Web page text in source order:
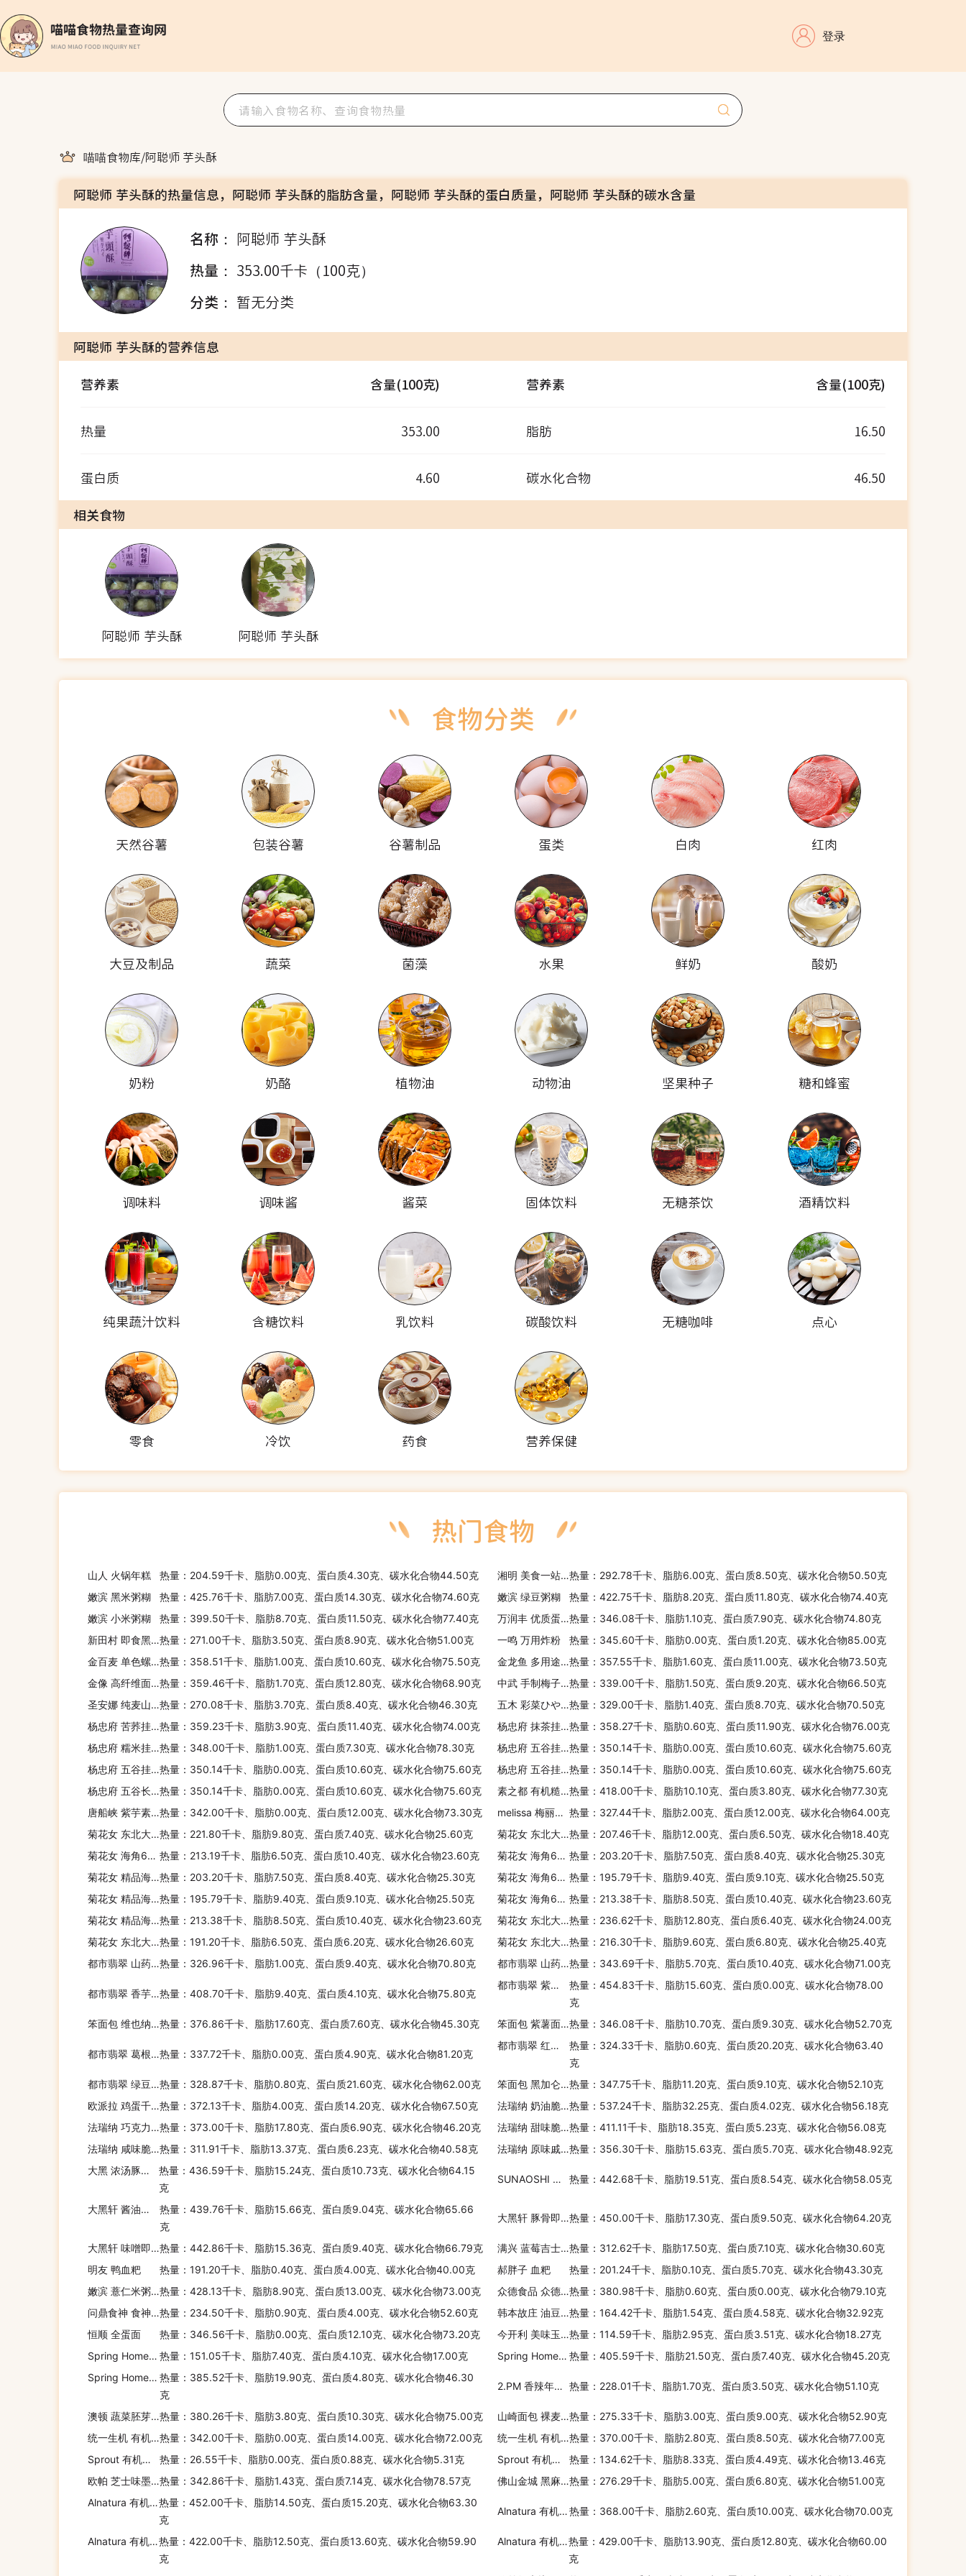
登录
喵喵食物库/阿聪师 芋头酥
阿聪师 芋头酥的热量信息，阿聪师 芋头酥的脂肪含量，阿聪师 芋头酥的蛋白质量，阿聪师 芋头酥的碳水含量
名称： 阿聪师 芋头酥
热量： 353.00千卡（100克）
分类： 暂无分类
阿聪师 芋头酥的营养信息
营养素
含量(100克) 营养素 含量(100克)
热量 353.00 脂肪 16.50
蛋白质 4.60 碳水化合物
46.50
相关食物
阿聪师 芋头酥 阿聪师 芋头酥
天然谷薯 包装谷薯 谷薯制品 蛋类 白肉 红肉
大豆及制品 蔬菜 菌藻 水果 鲜奶 酸奶
奶粉 奶酪 植物油 动物油 坚果种子 糖和蜂蜜
调味料 调味酱 酱菜 固体饮料 无糖茶饮 酒精饮料
纯果蔬汁饮料 含糖饮料 乳饮料 碳酸饮料 无糖咖啡 点心
零食 冷饮 药食 营养保健
山人 火锅年糕 热量：204.59千卡、脂肪0.00克、蛋白质4.30克、碳水化合物44.50克 湘明 美食一站面包热量：292.78千卡、脂肪6.00克、蛋白质8.50克、碳水化合物50.50克
嫩滨 黑米粥糊
热量：425.76千卡、脂肪7.00克、蛋白质14.30克、碳水化合物74.60克 嫩滨 绿豆粥糊
热量：422.75千卡、脂肪8.20克、蛋白质11.80克、碳水化合物74.40克
嫩滨 小米粥糊
热量：399.50千卡、脂肪8.70克、蛋白质11.50克、碳水化合物77.40克 万润丰 优质蛋糕粉热量：346.08千卡、脂肪1.10克、蛋白质7.90克、碳水化合物74.80克
新田村 即食黑麦片热量：271.00千卡、脂肪3.50克、蛋白质8.90克、碳水化合物51.00克 一鸣 万用炸粉
热量：345.60千卡、脂肪0.00克、蛋白质1.20克、碳水化合物85.00克
金百麦 单色螺丝意面热量：358.51千卡、脂肪1.00克、蛋白质10.60克、碳水化合物75.50克 金龙鱼 多用途麦芯粉热量：357.55千卡、脂肪1.60克、蛋白质11.00克、碳水化合物73.50克
金像 高纤维面包预拌粉热量：359.46千卡、脂肪1.70克、蛋白质12.80克、碳水化合物68.90克 中武 手制梅子素面热量：339.00千卡、脂肪1.50克、蛋白质9.20克、碳水化合物66.50克
圣安娜 纯麦山形包热量：270.08千卡、脂肪3.70克、蛋白质8.40克、碳水化合物46.30克 五木 彩菜ひやむぎ热量：329.00千卡、脂肪1.40克、蛋白质8.70克、碳水化合物70.50克
杨忠府 苦荞挂面热量：359.23千卡、脂肪3.90克、蛋白质11.40克、碳水化合物74.00克 杨忠府 抹茶挂面热量：358.27千卡、脂肪0.60克、蛋白质11.90克、碳水化合物76.00克
杨忠府 糯米挂面热量：348.00千卡、脂肪1.00克、蛋白质7.30克、碳水化合物78.30克 杨忠府 五谷挂面(细丝)热量：350.14千卡、脂肪0.00克、蛋白质10.60克、碳水化合物75.60克
杨忠府 五谷挂面(小宽)热量：350.14千卡、脂肪0.00克、蛋白质10.60克、碳水化合物75.60克 杨忠府 五谷挂面(中宽)热量：350.14千卡、脂肪0.00克、蛋白质10.60克、碳水化合物75.60克
杨忠府 五谷长生挂面(火锅专用)热量：350.14千卡、脂肪0.00克、蛋白质10.60克、碳水化合物75.60克 素之都 有机糙米粉热量：418.00千卡、脂肪10.10克、蛋白质3.80克、碳水化合物77.30克
唐船峡 紫芋素面热量：342.00千卡、脂肪0.00克、蛋白质12.00克、碳水化合物73.30克 melissa 梅丽莎 梅丽莎 全麦意大利面(幼身直条型) 热量：327.44千卡、脂肪2.00克、蛋白质12.00克、碳水化合物64.00克
菊花女 东北大馅饺(猪肉韭菜)热量：221.80千卡、脂肪9.80克、蛋白质7.40克、碳水化合物25.60克 菊花女 东北大馅饺(猪肉香菇)热量：207.46千卡、脂肪12.00克、蛋白质6.50克、碳水化合物18.40克
菊花女 海角6号 儿童海鲜饺(虾仁) 热量：213.19千卡、脂肪6.50克、蛋白质10.40克、碳水化合物23.60克 菊花女 海角6号 手工海鲜饺(鲅鱼) 热量：203.20千卡、脂肪7.50克、蛋白质8.40克、碳水化合物25.30克
菊花女 精品海鲜饺(鲅鱼)热量：203.20千卡、脂肪7.50克、蛋白质8.40克、碳水化合物25.30克 菊花女 海角6号手工海鲜饺(海三鲜) 热量：195.79千卡、脂肪9.40克、蛋白质9.10克、碳水化合物25.50克
菊花女 精品海鲜饺(海三鲜)热量：195.79千卡、脂肪9.40克、蛋白质9.10克、碳水化合物25.50克 菊花女 海角6号手工海鲜饺(虾仁) 热量：213.38千卡、脂肪8.50克、蛋白质10.40克、碳水化合物23.60克
菊花女 精品海鲜饺(虾仁)热量：213.38千卡、脂肪8.50克、蛋白质10.40克、碳水化合物23.60克 菊花女 东北大馅饺(三鲜)热量：236.62千卡、脂肪12.80克、蛋白质6.40克、碳水化合物24.00克
菊花女 东北大馅饺(素三鲜)热量：191.20千卡、脂肪6.50克、蛋白质6.20克、碳水化合物26.60克 菊花女 东北大馅饺(猪肉大葱)热量：216.30千卡、脂肪9.60克、蛋白质6.80克、碳水化合物25.40克
都市翡翠 山药粉热量：326.96千卡、脂肪1.00克、蛋白质9.40克、碳水化合物70.80克 都市翡翠 山药薏仁粉热量：343.69千卡、脂肪5.70克、蛋白质10.40克、碳水化合物71.00克
都市翡翠 香芋粉热量：408.70千卡、脂肪9.40克、蛋白质4.10克、碳水化合物75.80克
都市翡翠 紫薯粉
热量：454.83千卡、脂肪15.60克、蛋白质0.00克、碳水化合物78.00
克
笨面包 维也纳面包热量：376.86千卡、脂肪17.60克、蛋白质7.60克、碳水化合物45.30克 笨面包 紫薯面包热量：346.08千卡、脂肪10.70克、蛋白质9.30克、碳水化合物52.70克
都市翡翠 葛根粉热量：337.72千卡、脂肪0.00克、蛋白质4.90克、碳水化合物81.20克
都市翡翠 红豆粉
热量：324.33千卡、脂肪0.60克、蛋白质20.20克、碳水化合物63.40
克
都市翡翠 绿豆粉热量：328.87千卡、脂肪0.80克、蛋白质21.60克、碳水化合物62.00克 笨面包 黑加仑面包热量：347.75千卡、脂肪11.20克、蛋白质9.10克、碳水化合物52.10克
欧派拉 鸡蛋千层面热量：372.13千卡、脂肪4.00克、蛋白质14.20克、碳水化合物67.50克 法瑞纳 奶油脆饼戚风预拌粉热量：537.24千卡、脂肪32.25克、蛋白质4.02克、碳水化合物56.18克
法瑞纳 巧克力玛芬预拌粉热量：373.00千卡、脂肪17.80克、蛋白质6.90克、碳水化合物46.20克 法瑞纳 甜味脆饼预拌粉热量：411.11千卡、脂肪18.35克、蛋白质5.23克、碳水化合物56.08克
法瑞纳 咸味脆饼预拌粉热量：311.91千卡、脂肪13.37克、蛋白质6.23克、碳水化合物40.58克 法瑞纳 原味戚风蛋糕预拌粉热量：356.30千卡、脂肪15.63克、蛋白质5.70克、碳水化合物48.92克
大黑 浓汤豚骨拉面
热量：436.59千卡、脂肪15.24克、蛋白质10.73克、碳水化合物64.15
克
SUNAOSHI 黄金炒面 热量：442.68千卡、脂肪19.51克、蛋白质8.54克、碳水化合物58.05克
大黑轩 酱油味即食面
热量：439.76千卡、脂肪15.66克、蛋白质9.04克、碳水化合物65.66
克
大黑轩 豚骨即食面热量：450.00千卡、脂肪17.30克、蛋白质9.50克、碳水化合物64.20克
大黑轩 味噌即食面热量：442.86千卡、脂肪15.36克、蛋白质9.40克、碳水化合物66.79克 满兴 蓝莓吉士包热量：312.62千卡、脂肪17.50克、蛋白质7.10克、碳水化合物30.60克
明友 鸭血粑
热量：191.20千卡、脂肪0.40克、蛋白质4.00克、碳水化合物40.00克 郝胖子 血粑
热量：201.24千卡、脂肪0.10克、蛋白质5.70克、碳水化合物43.30克
嫩滨 薏仁米粥糊热量：428.13千卡、脂肪8.90克、蛋白质13.00克、碳水化合物73.00克 众德食品 众德大枣枸杞莲子羹热量：380.98千卡、脂肪0.60克、蛋白质0.00克、碳水化合物79.10克
问鼎食神 食神 长生果年糕热量：234.50千卡、脂肪0.90克、蛋白质4.00克、碳水化合物52.60克 韩本故庄 油豆腐生乌冬面热量：164.42千卡、脂肪1.54克、蛋白质4.58克、碳水化合物32.92克
恒顺 全蛋面
热量：346.56千卡、脂肪0.00克、蛋白质12.10克、碳水化合物73.20克 今开利 美味玉米粒热量：114.59千卡、脂肪2.95克、蛋白质3.51克、碳水化合物18.27克
Spring Home 第一家 荷香珍珠海鲜 热量：151.05千卡、脂肪7.40克、蛋白质4.10克、碳水化合物17.00克 Spring Home 第一家 花生汤圆 热量：405.59千卡、脂肪21.50克、蛋白质7.40克、碳水化合物45.20克
Spring Home 第一家 芝麻汤圆 热量：385.52千卡、脂肪19.90克、蛋白质4.80克、碳水化合物46.30
克
2.PM 香辣年糕(袋装) 热量：228.01千卡、脂肪1.70克、蛋白质3.50克、碳水化合物51.10克
澳顿 蔬菜胚芽营养餐热量：380.26千卡、脂肪3.80克、蛋白质10.30克、碳水化合物75.00克 山崎面包 裸麦核桃热量：275.33千卡、脂肪3.00克、蛋白质9.00克、碳水化合物52.90克
统一生机 有机家常面条热量：342.00千卡、脂肪0.00克、蛋白质14.00克、碳水化合物72.00克 统一生机 有机松饼粉热量：370.00千卡、脂肪2.80克、蛋白质8.50克、碳水化合物77.00克
Sprout 有机西葫芦土豆豌豆吸吸乐
热量：26.55千卡、脂肪0.00克、蛋白质0.88克、碳水化合物5.31克 Sprout 有机冬南瓜芝士通心粉泥
热量：134.62千卡、脂肪8.33克、蛋白质4.49克、碳水化合物13.46克
欧帕 芝士味墨西哥米热量：342.86千卡、脂肪1.43克、蛋白质7.14克、碳水化合物78.57克 佛山金城 黑麻蓉包热量：276.29千卡、脂肪5.00克、蛋白质6.80克、碳水化合物51.00克
Alnatura 有机牛奶小米粉热量：452.00千卡、脂肪14.50克、蛋白质15.20克、碳水化合物63.30
克
Alnatura 有机全麦粉热量：368.00千卡、脂肪2.60克、蛋白质10.00克、碳水化合物70.00克
Alnatura 有机斯佩尔特麦粉热量：422.00千卡、脂肪12.50克、蛋白质13.60克、碳水化合物59.90
克
Alnatura 有机香蕉牛奶燕麦粉热量：429.00千卡、脂肪13.90克、蛋白质12.80克、碳水化合物60.00
克